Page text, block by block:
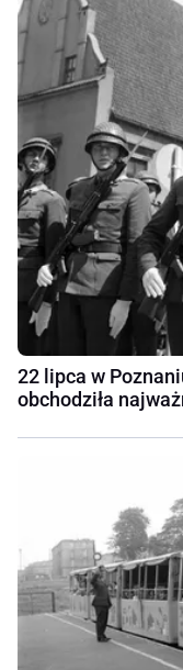
22 lipca w
obchodziła